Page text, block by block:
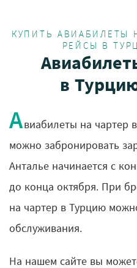
КУПИТЬ АВИАБИЛЕТЫ
РЕЙСЫ В
в
Авиабилеты на чартер
можно забронировать
Анталье начинается с
до конца октября. При
на чартер в Турцию
обслуживания.
На нашем сайте вы